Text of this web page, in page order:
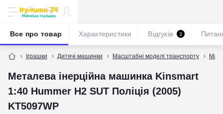
Іграшки Дитячі машинки Масштабні моделі транспорту
Металева інерційна машинка Kinsmart
1:40 Hummer H2 SUT Поліція (2005)
KT5097WP
Все про товар Характеристики Відгуків 3